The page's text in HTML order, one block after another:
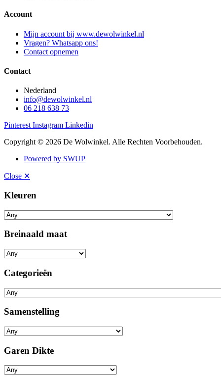
Account
Mijn account bij www.dewolwinkel.nl
Vragen? Whatsapp ons!
Contact opnemen
Contact
Nederland
info@dewolwinkel.nl
06 218 638 73
Pinterest Instagram Linkedin
Copyright © 2026 De Wolwinkel. Alle Rechten Voorbehouden.
Powered by SWUP
Close ✕
Kleuren
Breinaald maat
Categorieën
Samenstelling
Garen Dikte